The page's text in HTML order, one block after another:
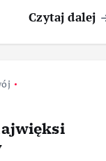
Czytaj dalej